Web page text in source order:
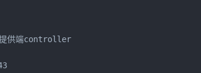
供端controller